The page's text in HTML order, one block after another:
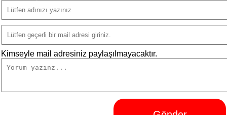
Kimseyle mail adresiniz paylaşılmayacaktır.